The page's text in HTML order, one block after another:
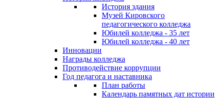
История здания
Музей Кировского
педагогического колледжа
Юбилей колледжа - 35 лет
Юбилей колледжа - 40 лет
Инновации
Награды колледжа
Противодействие коррупции
Год педагога и наставника
План работы
Календарь памятных дат истории